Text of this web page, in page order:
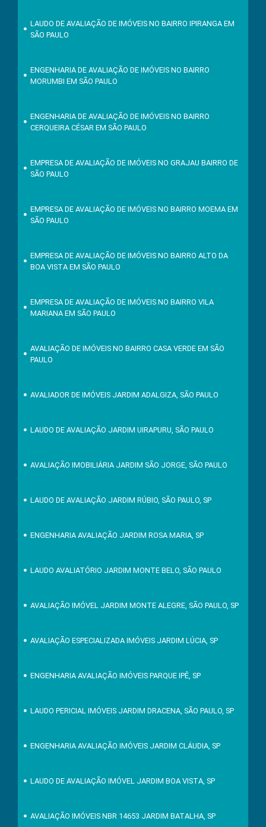
LAUDO DE AVALIAÇÃO DE IMÓVEIS NO BAIRRO IPIRANGA EM
SÃO PAULO
ENGENHARIA DE AVALIAÇÃO DE IMÓVEIS NO BAIRRO
MORUMBI EM SÃO PAULO
ENGENHARIA DE AVALIAÇÃO DE IMÓVEIS NO BAIRRO
CERQUEIRA CÉSAR EM SÃO PAULO
EMPRESA DE AVALIAÇÃO DE IMÓVEIS NO GRAJAU BAIRRO DE
SÃO PAULO
EMPRESA DE AVALIAÇÃO DE IMÓVEIS NO BAIRRO MOEMA EM
SÃO PAULO
EMPRESA DE AVALIAÇÃO DE IMÓVEIS NO BAIRRO ALTO DA
BOA VISTA EM SÃO PAULO
EMPRESA DE AVALIAÇÃO DE IMÓVEIS NO BAIRRO VILA
MARIANA EM SÃO PAULO
AVALIAÇÃO DE IMÓVEIS NO BAIRRO CASA VERDE EM SÃO
PAULO
AVALIADOR DE IMÓVEIS JARDIM ADALGIZA, SÃO PAULO
LAUDO DE AVALIAÇÃO JARDIM UIRAPURU, SÃO PAULO
AVALIAÇÃO IMOBILIÁRIA JARDIM SÃO JORGE, SÃO PAULO
LAUDO DE AVALIAÇÃO JARDIM RÚBIO, SÃO PAULO, SP
ENGENHARIA AVALIAÇÃO JARDIM ROSA MARIA, SP
LAUDO AVALIATÓRIO JARDIM MONTE BELO, SÃO PAULO
AVALIAÇÃO IMÓVEL JARDIM MONTE ALEGRE, SÃO PAULO, SP
AVALIAÇÃO ESPECIALIZADA IMÓVEIS JARDIM LÚCIA, SP
ENGENHARIA AVALIAÇÃO IMÓVEIS PARQUE IPÊ, SP
LAUDO PERICIAL IMÓVEIS JARDIM DRACENA, SÃO PAULO, SP
ENGENHARIA AVALIAÇÃO IMÓVEIS JARDIM CLÁUDIA, SP
LAUDO DE AVALIAÇÃO IMÓVEL JARDIM BOA VISTA, SP
AVALIAÇÃO IMÓVEIS NBR 14653 JARDIM BATALHA, SP